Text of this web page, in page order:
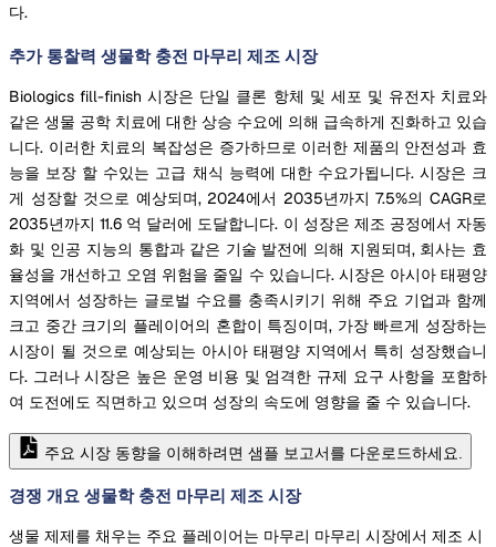
다.
추가 통찰력 생물학 충전 마무리 제조 시장
Biologics fill-finish 시장은 단일 클론 항체 및 세포 및 유전자 치료와
같은 생물 공학 치료에 대한 상승 수요에 의해 급속하게 진화하고 있습
니다. 이러한 치료의 복잡성은 증가하므로 이러한 제품의 안전성과 효
능을 보장 할 수있는 고급 채식 능력에 대한 수요가됩니다. 시장은 크
게 성장할 것으로 예상되며, 2024에서 2035년까지 7.5%의 CAGR로
2035년까지 11.6 억 달러에 도달합니다. 이 성장은 제조 공정에서 자동
화 및 인공 지능의 통합과 같은 기술 발전에 의해 지원되며, 회사는 효
율성을 개선하고 오염 위험을 줄일 수 있습니다. 시장은 아시아 태평양
지역에서 성장하는 글로벌 수요를 충족시키기 위해 주요 기업과 함께
크고 중간 크기의 플레이어의 혼합이 특징이며, 가장 빠르게 성장하는
시장이 될 것으로 예상되는 아시아 태평양 지역에서 특히 성장했습니
다. 그러나 시장은 높은 운영 비용 및 엄격한 규제 요구 사항을 포함하
여 도전에도 직면하고 있으며 성장의 속도에 영향을 줄 수 있습니다.
주요 시장 동향을 이해하려면 샘플 보고서를 다운로드하세요.
경쟁 개요 생물학 충전 마무리 제조 시장
생물 제제를 채우는 주요 플레이어는 마무리 마무리 시장에서 제조 시